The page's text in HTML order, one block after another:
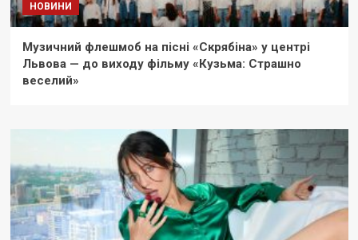
НОВИНИ
Музичний флешмоб на пісні «Скрябіна» у центрі
Львова — до виходу фільму «Кузьма: Страшно
веселий»